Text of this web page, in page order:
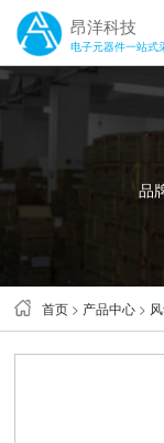
昂洋科技
电子元器件一站式
品
首页 > 产品中心 >